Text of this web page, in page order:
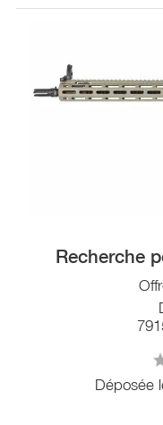
Recherche
Déposée